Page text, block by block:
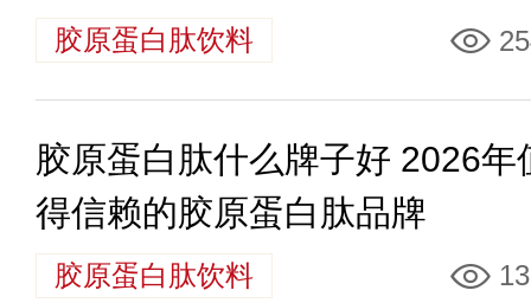
胶原蛋白肽饮料
胶原蛋白肽什么牌子好 2026年
得信赖的胶原蛋白肽品牌
胶原蛋白肽饮料